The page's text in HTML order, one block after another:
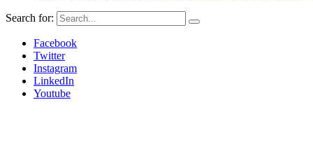
Search for:
Facebook
Twitter
Instagram
LinkedIn
Youtube